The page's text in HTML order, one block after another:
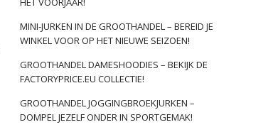
MINI-JURKEN IN DE GROOTHANDEL – BEREID JE
WINKEL VOOR OP HET NIEUWE SEIZOEN!
GROOTHANDEL DAMESHOODIES – BEKIJK DE
FACTORYPRICE.EU COLLECTIE!
GROOTHANDEL JOGGINGBROEKJURKEN –
DOMPEL JEZELF ONDER IN SPORTGEMAK!